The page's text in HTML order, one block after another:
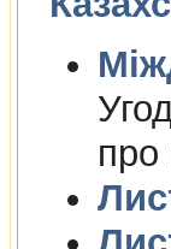
про